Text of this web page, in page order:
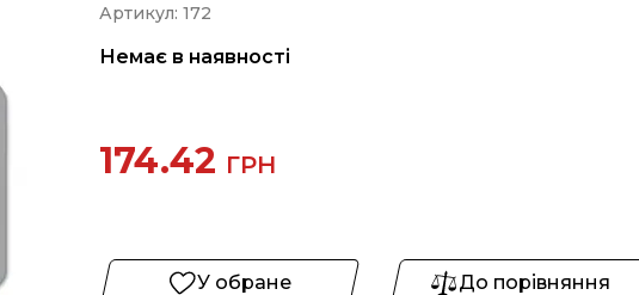
Артикул: 172
Немає в наявності
174.42 ГРН
У обране До порівняння